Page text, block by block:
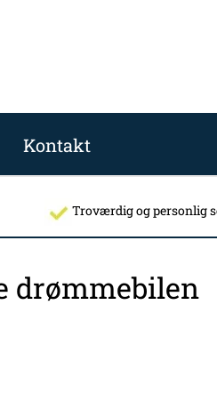
Kontakt
Troværdig og personlig
drømmebilen